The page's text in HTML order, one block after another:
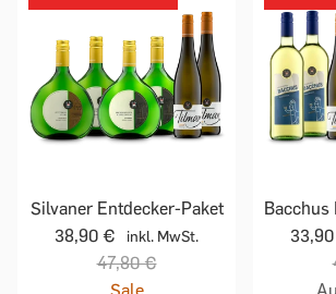
Silvaner Entdecker-Paket
38,90 €
inkl. MwSt.
47,80 €
Sale
Bacchus